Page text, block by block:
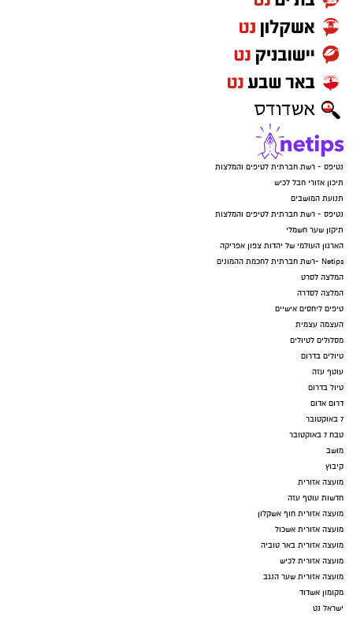
נטיפס - רשת חברתית לטיפים והמלצות
תיכון אזורי חבל לכיש
תנועת המושבים
נטיפס - רשת חברתית לטיפים והמלצות
תיקון שער חשמלי
הארגון העולמי של יהדות צפון אפריקה
Netips -רשת חברתית לחכמת ההמונים
המלצה לסרט
המלצה לסדרה
טיפים ליחסים אישיים
העצמה עצמית
מסלולים לטיולים
טיולים בדרום
עוטף עזה
טיול בדרום
דרום אדום
7 באוקטובר
טבח 7 באוקטובר
מושב
קיבוץ
מועצה אזורית
חדשות עוטף עזה
מועצה אזורית חוף אשקלון
מועצה אזורית אשכול
מועצה אזורית באר טוביה
מועצה אזורית לכיש
מועצה אזורית שער הנגב
מקומון אשדוד
ישראל נט